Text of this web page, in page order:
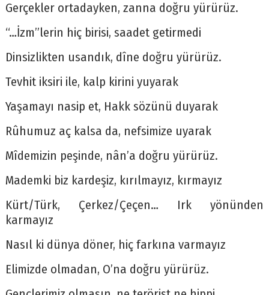
Gerçekler ortadayken, zanna doğru yürürüz.
“…İzm”lerin hiç birisi, saadet getirmedi
Dinsizlikten usandık, dîne doğru yürürüz.
Tevhit iksiri ile, kalp kirini yuyarak
Yaşamayı nasip et, Hakk sözünü duyarak
Rûhumuz aç kalsa da, nefsimize uyarak
Mîdemizin peşinde, nân’a doğru yürürüz.
Mademki biz kardeşiz, kırılmayız, kırmayız
Kürt/Türk, Çerkez/Çeçen… Irk yönünden
karmayız
Nasıl ki dünya döner, hiç farkına varmayız
Elimizde olmadan, O’na doğru yürürüz.